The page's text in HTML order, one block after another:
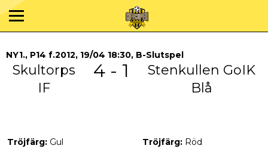
NY1., P14 f.2012, 19/04 18:30, B-Slutspel
Skultorps
IF
4 - 1
Stenkullen GoIK
Blå
Tröjfärg: Gul Tröjfärg: Röd